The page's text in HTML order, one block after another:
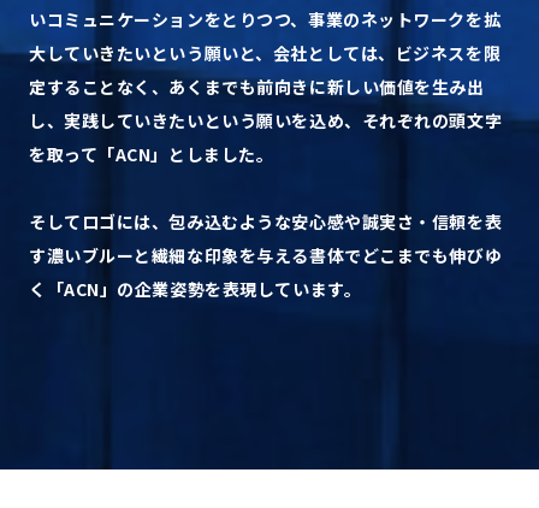
いコミュニケーションをとりつつ、事業のネットワークを拡
大していきたいという願いと、会社としては、ビジネスを限
定することなく、あくまでも前向きに新しい価値を生み出
し、実践していきたいという願いを込め、それぞれの頭文字
を取って「ACN」としました。
そしてロゴには、包み込むような安心感や誠実さ・信頼を表
す濃いブルーと繊細な印象を与える書体でどこまでも伸びゆ
く「ACN」の企業姿勢を表現しています。